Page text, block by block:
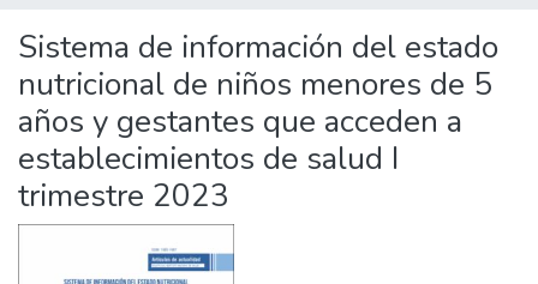
Estadísticas Externas
Enlaces de interés ▾
Sistema de información del estado
nutricional de niños menores de 5
años y gestantes que acceden a
establecimientos de salud I
trimestre 2023